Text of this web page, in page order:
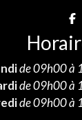
de 09h00 à
de 09h00 à
de 09h00 à